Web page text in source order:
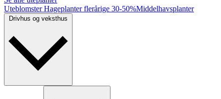
UteblomsterHageplanter flerårige 30-50%Middelhavsplanter